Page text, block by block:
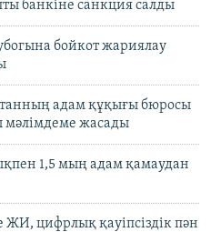
банкіне санкция салды
бойкот жариялау
адам құқығы бюросы
жасады
1,5 мың адам қамаудан
ЖИ, цифрлық қауіпсіздік пән